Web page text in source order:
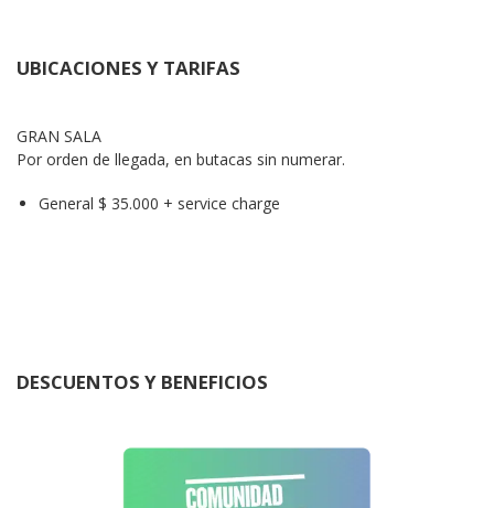
UBICACIONES Y TARIFAS
GRAN SALA
Por orden de llegada, en butacas sin numerar.
General $ 35.000 + service charge
DESCUENTOS Y BENEFICIOS